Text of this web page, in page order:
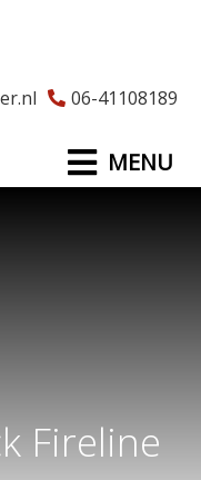
06-41108189
MENU
Fireline